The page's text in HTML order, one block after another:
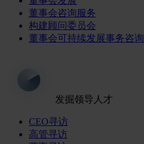
董事会咨询服务
构建顾问委员会
董事会可持续发展事务咨询
发掘领导人才
CEO寻访
高管寻访